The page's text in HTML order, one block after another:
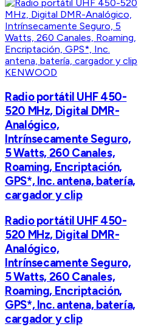
KENWOOD
Radio portátil UHF 450-
520 MHz, Digital DMR-
Analógico,
Intrínsecamente Seguro,
5 Watts, 260 Canales,
Roaming, Encriptación,
GPS*, Inc. antena, batería,
cargador y clip
Radio portátil UHF 450-
520 MHz, Digital DMR-
Analógico,
Intrínsecamente Seguro,
5 Watts, 260 Canales,
Roaming, Encriptación,
GPS*, Inc. antena, batería,
cargador y clip